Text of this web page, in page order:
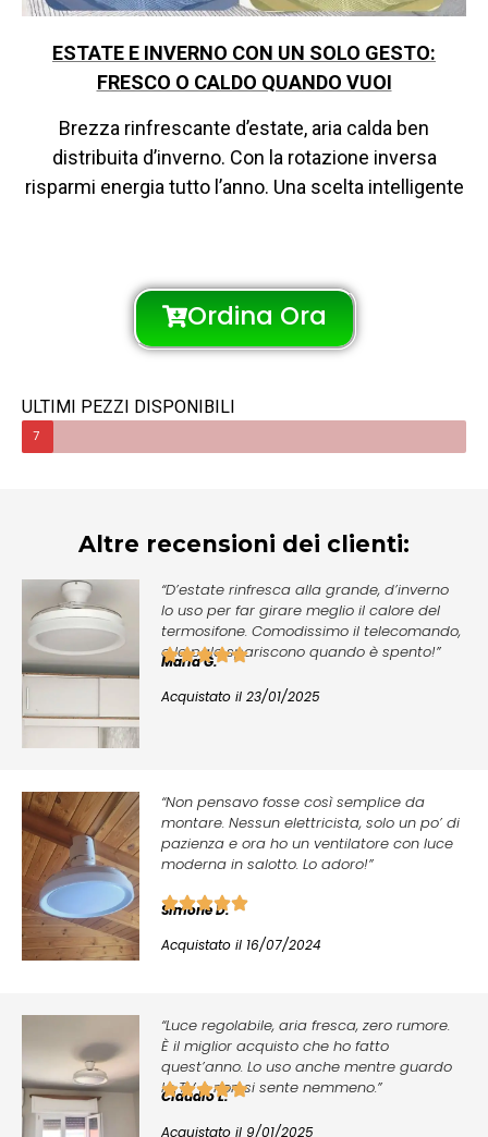
ESTATE E INVERNO CON UN SOLO GESTO:
FRESCO O CALDO QUANDO VUOI
Brezza rinfrescante d’estate, aria calda ben
distribuita d’inverno. Con la rotazione inversa
risparmi energia tutto l’anno. Una scelta intelligente
Ordina Ora
ULTIMI PEZZI DISPONIBILI
7
Altre recensioni dei clienti:
“D’estate rinfresca alla grande, d’inverno
lo uso per far girare meglio il calore del
termosifone. Comodissimo il telecomando,
e le pale spariscono quando è spento!”
Maria G.
Acquistato il 23/01/2025
“Non pensavo fosse così semplice da
montare. Nessun elettricista, solo un po’ di
pazienza e ora ho un ventilatore con luce
moderna in salotto. Lo adoro!”
Simone D.
Acquistato il 16/07/2024
“Luce regolabile, aria fresca, zero rumore.
È il miglior acquisto che ho fatto
quest’anno. Lo uso anche mentre guardo
la TV e non si sente nemmeno.”
Claudio L.
Acquistato il 9/01/2025